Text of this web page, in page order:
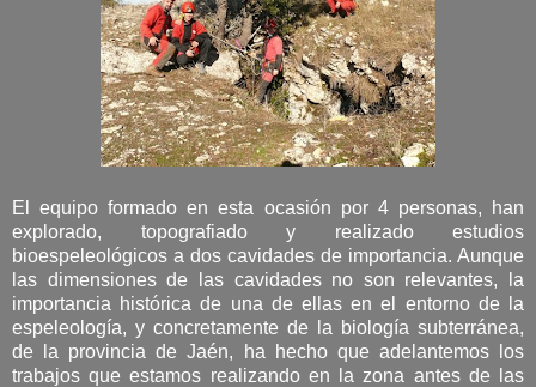
El equipo formado en esta ocasión por 4 personas, han
explorado, topografiado y realizado estudios
bioespeleológicos a dos cavidades de importancia. Aunque
las dimensiones de las cavidades no son relevantes, la
importancia histórica de una de ellas en el entorno de la
espeleología, y concretamente de la biología subterránea,
de la provincia de Jaén, ha hecho que adelantemos los
trabajos que estamos realizando en la zona antes de las